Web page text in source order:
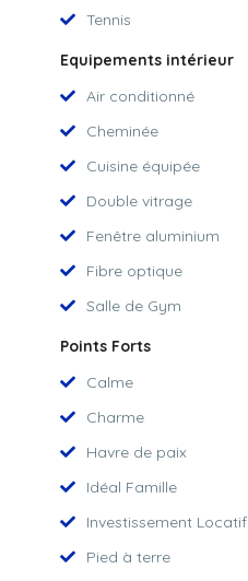
Tennis
Equipements intérieur
Air conditionné
Cheminée
Cuisine équipée
Double vitrage
Fenêtre aluminium
Fibre optique
Salle de Gym
Points Forts
Calme
Charme
Havre de paix
Idéal Famille
Investissement Locatif
Pied à terre